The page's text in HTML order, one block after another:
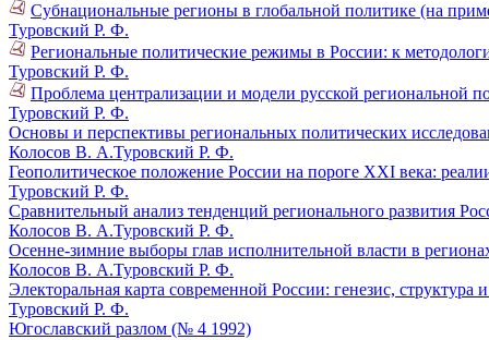
Субнациональные регионы в глобальной политике (на
Туровский Р. Ф.
Региональные политические режимы в России: к
Туровский Р. Ф.
Проблема централизации и модели русской
Туровский Р. Ф.
Основы и перспективы региональных политических
Колосов В. А.Туровский Р. Ф.
Геополитическое положение России на пороге XXI века:
Туровский Р. Ф.
Сравнительный анализ тенденций регионального развития
Колосов В. А.Туровский Р. Ф.
Осенне-зимние выборы глав исполнительной власти в
Колосов В. А.Туровский Р. Ф.
Электоральная карта современной России: генезис,
Туровский Р. Ф.
Югославский разлом (№ 4 1992)